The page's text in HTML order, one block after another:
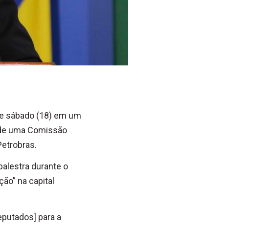
sábado (18) em um
uma Comissão
durante o
na capital
para a